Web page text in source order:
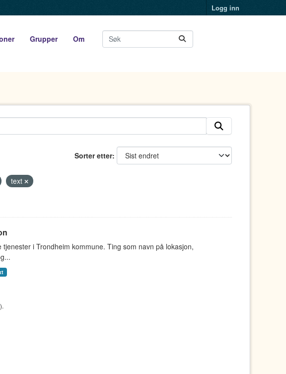
Logg inn
Grupper Om
Sorter etter
text
i Trondheim kommune. Ting som navn på lokasjon,
).